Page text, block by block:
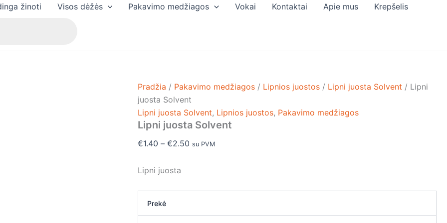
žinoti Visos dėžės Pakavimo medžiagos Vokai Kontaktai Apie mus Krepšelis
Pradžia / Pakavimo medžiagos / Lipnios juostos / Lipni juosta Solvent / Lipni
juosta Solvent
Lipni juosta Solvent, Lipnios juostos, Pakavimo medžiagos
Lipni juosta Solvent
€1.40 – €2.50
Price
su PVM
Lipni juosta
Prekė
produkto